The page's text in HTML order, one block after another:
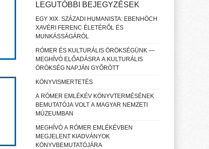
LEGUTÓBBI BEJEGYZÉSEK
EGY XIX. SZÁZADI HUMANISTA: EBENHÖCH
XAVÉRI FERENC ÉLETÉRŐL ÉS
MUNKÁSSÁGÁRÓL
RÓMER ÉS KULTURÁLIS ÖRÖKSÉGÜNK —
MEGHÍVÓ ELŐADÁSRA A KULTURÁLIS
ÖRÖKSÉG NAPJÁN GYŐRÖTT
KÖNYVISMERTETÉS
A RÓMER EMLÉKÉV KÖNYVTERMÉSÉNEK
BEMUTATÓJA VOLT A MAGYAR NEMZETI
MÚZEUMBAN
MEGHÍVÓ A RÓMER EMLÉKÉVBEN
MEGJELENT KIADVÁNYOK
KÖNYVBEMUTATÓJÁRA